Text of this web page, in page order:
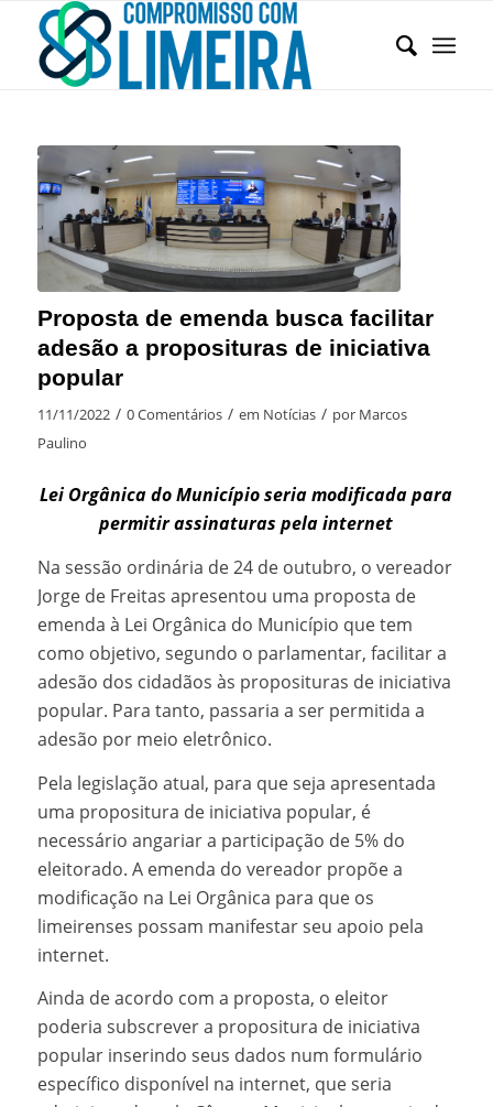
Proposta de emenda busca facilitar
adesão a proposituras de iniciativa
popular
11/11/2022 / 0 Comentários / em Notícias / por Marcos
Paulino
Lei Orgânica do Município seria modificada para
permitir assinaturas pela internet
Na sessão ordinária de 24 de outubro, o vereador
Jorge de Freitas apresentou uma proposta de
emenda à Lei Orgânica do Município que tem
como objetivo, segundo o parlamentar, facilitar a
adesão dos cidadãos às proposituras de iniciativa
popular. Para tanto, passaria a ser permitida a
adesão por meio eletrônico.
Pela legislação atual, para que seja apresentada
uma propositura de iniciativa popular, é
necessário angariar a participação de 5% do
eleitorado. A emenda do vereador propõe a
modificação na Lei Orgânica para que os
limeirenses possam manifestar seu apoio pela
internet.
Ainda de acordo com a proposta, o eleitor
poderia subscrever a propositura de iniciativa
popular inserindo seus dados num formulário
específico disponível na internet, que seria